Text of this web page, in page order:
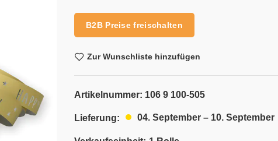
B2B Preise freischalten
Zur Wunschliste hinzufügen
Artikelnummer: 106 9 100-505
Lieferung: 04. September – 10. September